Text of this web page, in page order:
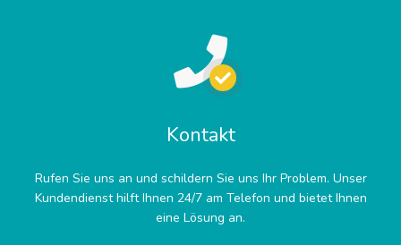
Kontakt
Rufen Sie uns an und schildern Sie uns Ihr Problem. Unser
Kundendienst hilft Ihnen 24/7 am Telefon und bietet Ihnen
eine Lösung an.